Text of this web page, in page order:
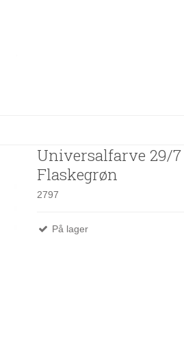
Universalfarve 29/7
Flaskegrøn
2797
På lager